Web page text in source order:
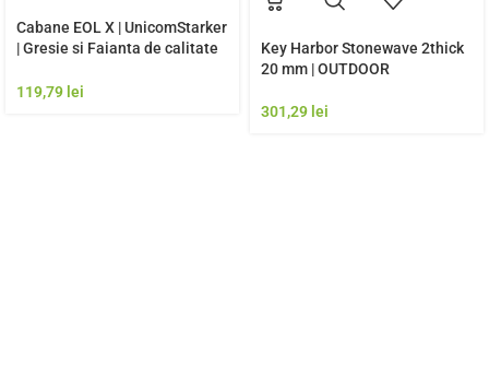
Cabane EOL X | UnicomStarker
| Gresie si Faianta de calitate
Rezistenta Exterior
119,79 lei
Key Harbor Stonewave 2thick
20 mm | OUTDOOR
301,29 lei